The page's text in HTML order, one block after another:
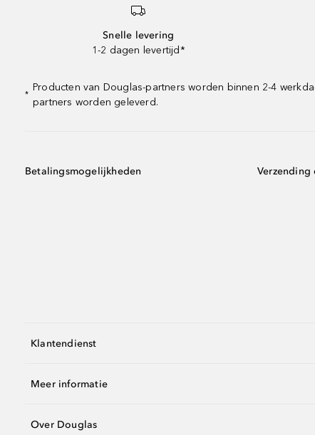
Snelle levering
1-2 dagen levertijd*
*
Producten van Douglas-partners worden binnen 2-4
partners worden geleverd.
Betalingsmogelijkheden Verzending
Klantendienst
Meer informatie
Over Douglas